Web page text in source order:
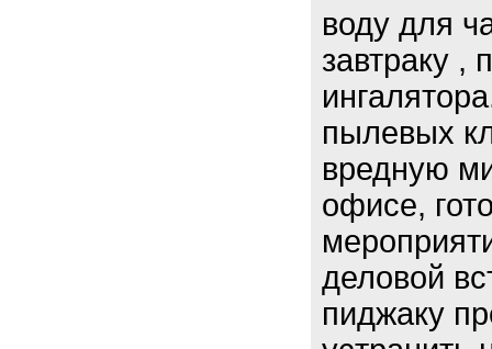
воду для
завтраку ,
пылевых
вредную
офисе,
деловой
пиджаку